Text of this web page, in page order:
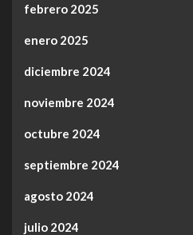
febrero 2025
enero 2025
diciembre 2024
noviembre 2024
octubre 2024
septiembre 2024
agosto 2024
julio 2024